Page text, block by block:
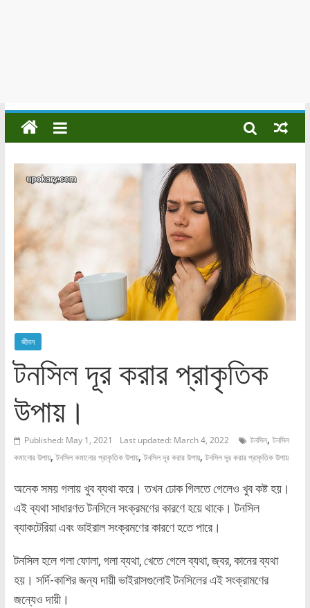
জীবন
টনসিল দূর করার প্রাকৃতিক
উপায়।
Published: May 1, 2021 Last updated: March 4, 2022 টনসিল,টনসিল
কমানোর উপায়,টনসিল কমানোর প্রাকৃতিক উপায়,টনসিল দূর করার উপায়,টনসিল দূর করার প্রাকৃতিক উপায়
অনেক সময় গলায় খুব ব্যথা করে। তখন ঢোক গিলতে গেলেও খুব কষ্ট হয়।
এই ব্যথা সাধারণত টনসিলে সংক্রমণের কারণে হয়ে থাকে। টনসিল
ব্যাকটেরিয়া এবং ভাইরাল সংক্রমণের কারণে হতে পারে।
টনসিল হলে গলা ফোলা, গলা ব্যথা, খেতে গেলে ব্যথা, জ্বর, কানের ব্যথা
হয়। সর্দি-কাশির জন্য দায়ী ভাইরাসগুলোই টনসিলের এই সংক্রামণের
জন্যেও দায়ী।